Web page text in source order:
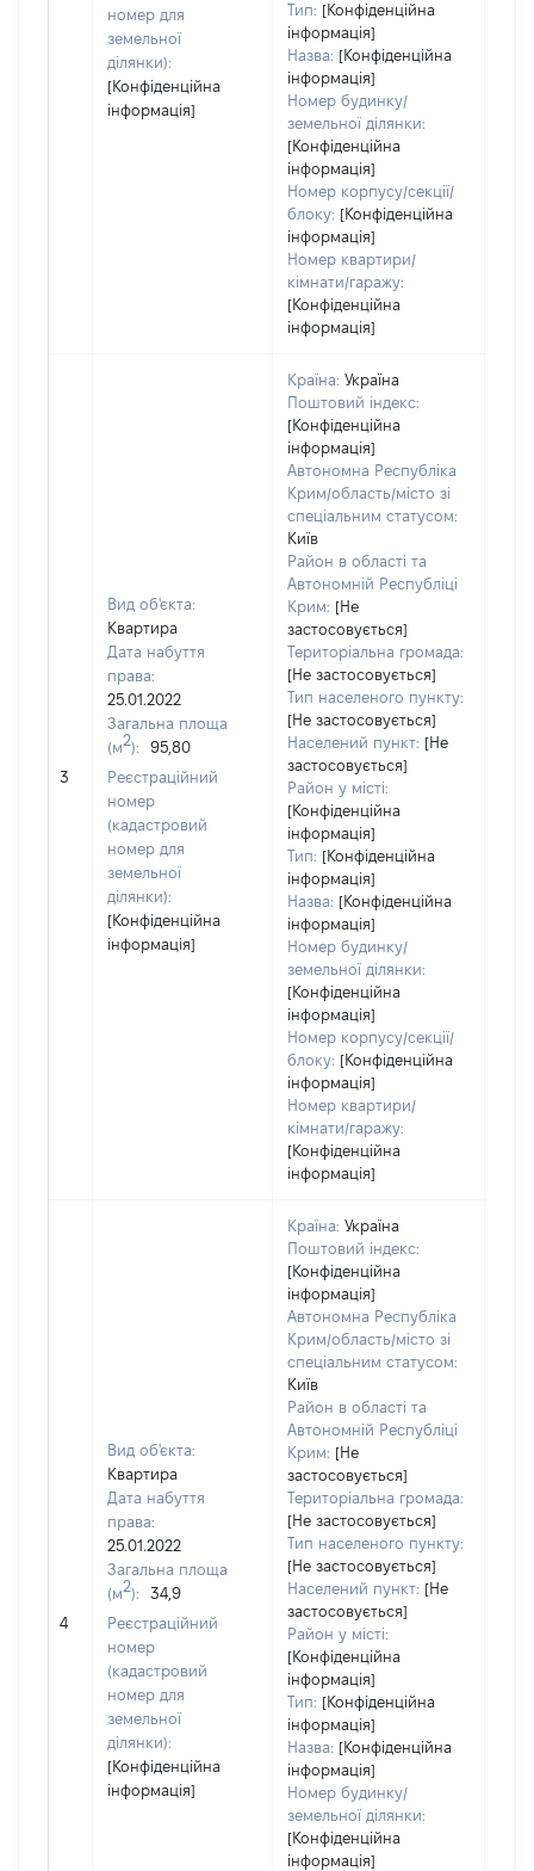
номер для
земельної
ділянки):
[Конфіденційна
інформація]
Тип: [Конфіденційна
інформація]
Назва: [Конфіденційна
інформація]
Номер будинку/
земельної ділянки:
[Конфіденційна
інформація]
Номер корпусу/секції/
блоку: [Конфіденційна
інформація]
Номер квартири/
кімнати/гаражу:
[Конфіденційна
інформація]
3
Вид об'єкта:
Квартира
Дата набуття
права:
25.01.2022
Загальна площа
(м2):
95,80
Реєстраційний
номер
(кадастровий
номер для
земельної
ділянки):
[Конфіденційна
інформація]
Країна: Україна
Поштовий індекс:
[Конфіденційна
інформація]
Автономна Республіка
Крим/область/місто зі
спеціальним статусом:
Київ
Район в області та
Автономній Республіці
Крим: [Не
застосовується]
Територіальна громада:
[Не застосовується]
Тип населеного пункту:
[Не застосовується]
Населений пункт: [Не
застосовується]
Район у місті:
[Конфіденційна
інформація]
Тип: [Конфіденційна
інформація]
Назва: [Конфіденційна
інформація]
Номер будинку/
земельної ділянки:
[Конфіденційна
інформація]
Номер корпусу/секції/
блоку: [Конфіденційна
інформація]
Номер квартири/
кімнати/гаражу:
[Конфіденційна
інформація]
4
Вид об'єкта:
Квартира
Дата набуття
права:
25.01.2022
Загальна площа
(м2):
34,9
Реєстраційний
номер
(кадастровий
номер для
земельної
ділянки):
[Конфіденційна
інформація]
Країна: Україна
Поштовий індекс:
[Конфіденційна
інформація]
Автономна Республіка
Крим/область/місто зі
спеціальним статусом:
Київ
Район в області та
Автономній Республіці
Крим: [Не
застосовується]
Територіальна громада:
[Не застосовується]
Тип населеного пункту:
[Не застосовується]
Населений пункт: [Не
застосовується]
Район у місті:
[Конфіденційна
інформація]
Тип: [Конфіденційна
інформація]
Назва: [Конфіденційна
інформація]
Номер будинку/
земельної ділянки:
[Конфіденційна
інформація]